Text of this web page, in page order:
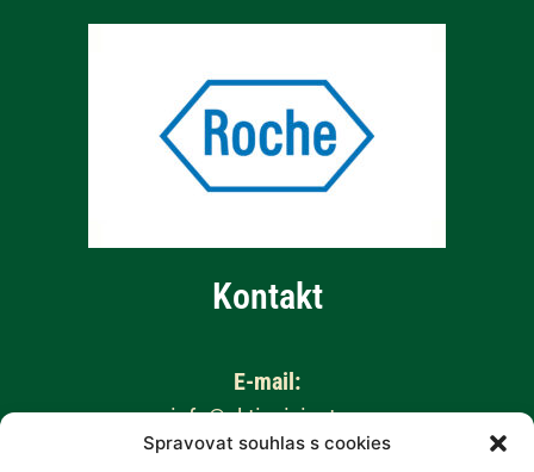
Spravovat souhlas s cookies
Kontakt
E-mail:
info@aktivnizivot.cz